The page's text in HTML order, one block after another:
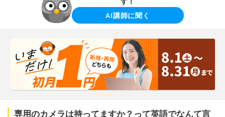
AI講師に聞く
専用のカメラは持ってますか？って英語でなんて言